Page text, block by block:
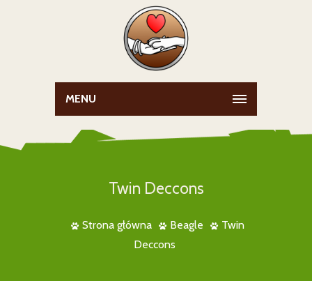
MENU
Twin Deccons
Strona główna Beagle
Twin
Deccons